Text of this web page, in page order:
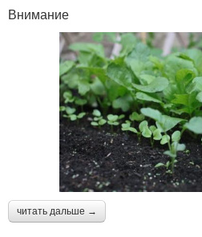
Внимание
читать дальше →